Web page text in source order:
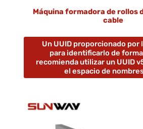
Máquina formadora de rollos
cable
Un UUID proporcionado por
para identificarlo de
recomienda utilizar un UUID
el espacio de